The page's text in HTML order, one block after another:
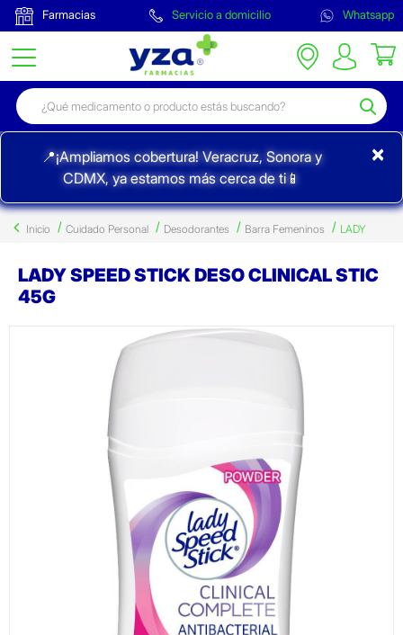
Farmacias Servicio a domicilio Whatsapp
📍¡Ampliamos cobertura! Veracruz, Sonora y
CDMX, ya estamos más cerca de ti📱
×
Inicio Cuidado Personal Desodorantes Barra Femeninos LADY
LADY SPEED STICK DESO CLINICAL STIC
45G